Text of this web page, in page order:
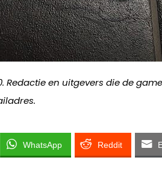
en uitgevers die de
WhatsApp Reddit